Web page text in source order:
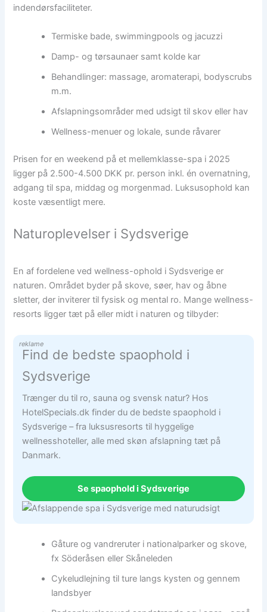
indendørsfaciliteter.
Termiske bade, swimmingpools og jacuzzi
Damp- og tørsaunaer samt kolde kar
Behandlinger: massage, aromaterapi, bodyscrubs
m.m.
Afslapningsområder med udsigt til skov eller hav
Wellness-menuer og lokale, sunde råvarer
Prisen for en weekend på et mellemklasse-spa i 2025
ligger på 2.500-4.500 DKK pr. person inkl. én overnatning,
adgang til spa, middag og morgenmad. Luksusophold kan
koste væsentligt mere.
Naturoplevelser i Sydsverige
En af fordelene ved wellness-ophold i Sydsverige er
naturen. Området byder på skove, søer, hav og åbne
sletter, der inviterer til fysisk og mental ro. Mange wellness-
resorts ligger tæt på eller midt i naturen og tilbyder:
reklame
Find de bedste spaophold i
Sydsverige
Trænger du til ro, sauna og svensk natur? Hos
HotelSpecials.dk finder du de bedste spaophold i
Sydsverige – fra luksusresorts til hyggelige
wellnesshoteller, alle med skøn afslapning tæt på
Danmark.
Se spaophold i Sydsverige
Gåture og vandreruter i nationalparker og skove,
fx Söderåsen eller Skåneleden
Cykeludlejning til ture langs kysten og gennem
landsbyer